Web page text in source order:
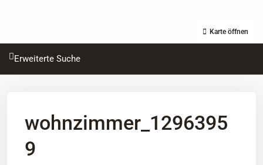
Karte öffnen
Erweiterte Suche
wohnzimmer_1296395
9